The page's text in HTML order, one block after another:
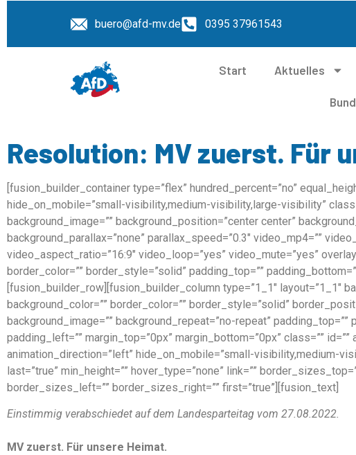
buero@afd-mv.de 0395 37961543
Start Aktuelles
Resolution: MV zuerst. Für
[fusion_builder_container type=”flex” hundred_percent=”no”
hide_on_mobile=”small-visibility,medium-visibility,large-visibility”
background_image=”” background_position=”center center”
background_parallax=”none” parallax_speed=”0.3″ video_mp4=””
video_aspect_ratio=”16:9″ video_loop=”yes” video_mute=”yes”
border_color=”” border_style=”solid” padding_top=””
[fusion_builder_row][fusion_builder_column type=”1_1″ layout=”1_1″
background_color=”” border_color=”” border_style=”solid”
background_image=”” background_repeat=”no-repeat” padding_top=””
padding_left=”” margin_top=”0px” margin_bottom=”0px” class=””
animation_direction=”left” hide_on_mobile=”small-visibility,medium-
last=”true” min_height=”” hover_type=”none” link=””
border_sizes_left=”” border_sizes_right=”” first=”true”][fusion_text]
Einstimmig verabschiedet auf dem Landesparteitag vom 27.08.2022.
MV zuerst. Für unsere Heimat.